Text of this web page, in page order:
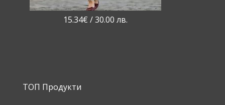
15.34€ / 30.00 лв.
ТОП Продукти